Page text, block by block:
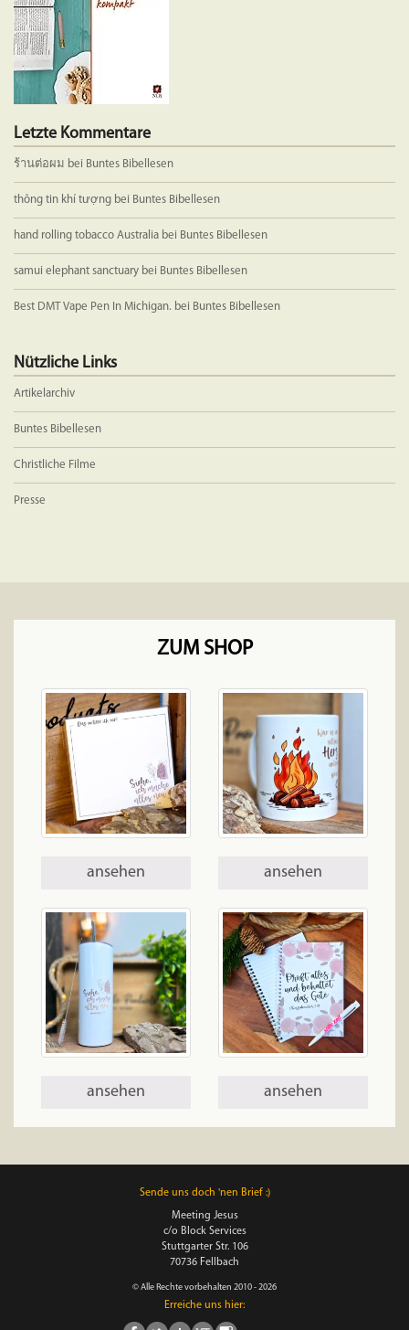
Letzte Kommentare
ร้านต่อผม bei Buntes Bibellesen
thông tin khí tượng bei Buntes Bibellesen
hand rolling tobacco Australia bei Buntes Bibellesen
samui elephant sanctuary bei Buntes Bibellesen
Best DMT Vape Pen In Michigan. bei Buntes Bibellesen
Nützliche Links
Artikelarchiv
Buntes Bibellesen
Christliche Filme
Presse
ZUM SHOP
ansehen ansehen
ansehen ansehen
Sende uns doch 'nen Brief :)
Meeting Jesus
c/o Block Services
Stuttgarter Str. 106
70736 Fellbach
© Alle Rechte vorbehalten 2010 - 2026
Erreiche uns hier: